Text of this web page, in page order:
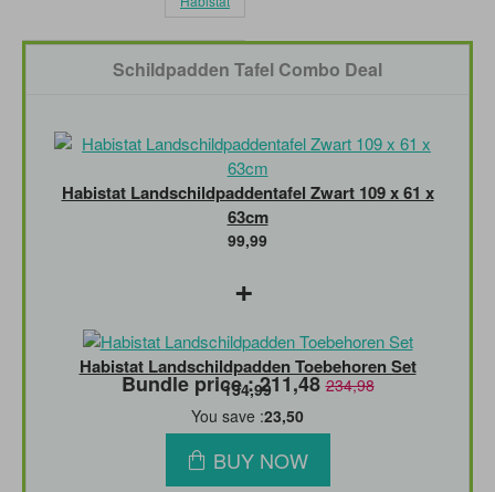
Schildpadden Tafel Combo Deal
Habistat Landschildpaddentafel Zwart 109 x 61 x
63cm
99,99
+
Habistat Landschildpadden Toebehoren Set
134,99
Bundle price : 211,48234,98
You save :23,50
BUY NOW